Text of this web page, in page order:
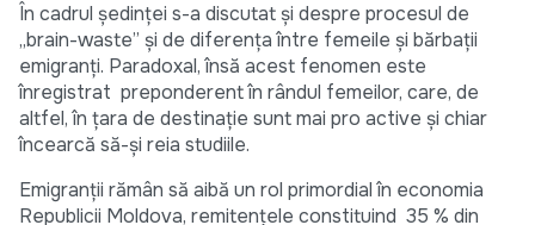
În cadrul şedinţei s-a discutat şi despre procesul de
„brain-waste” şi de diferenţa între femeile şi bărbaţii
emigranţi. Paradoxal, însă acest fenomen este
înregistrat preponderent în rândul femeilor, care, de
altfel, în ţara de destinaţie sunt mai pro active şi chiar
încearcă să-şi reia studiile.
Emigranții rămân să aibă un rol primordial în economia
Republicii Moldova, remitenţele constituind 35 % din